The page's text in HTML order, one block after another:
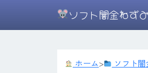
ソフト闇金ねず
ホーム> ソフト